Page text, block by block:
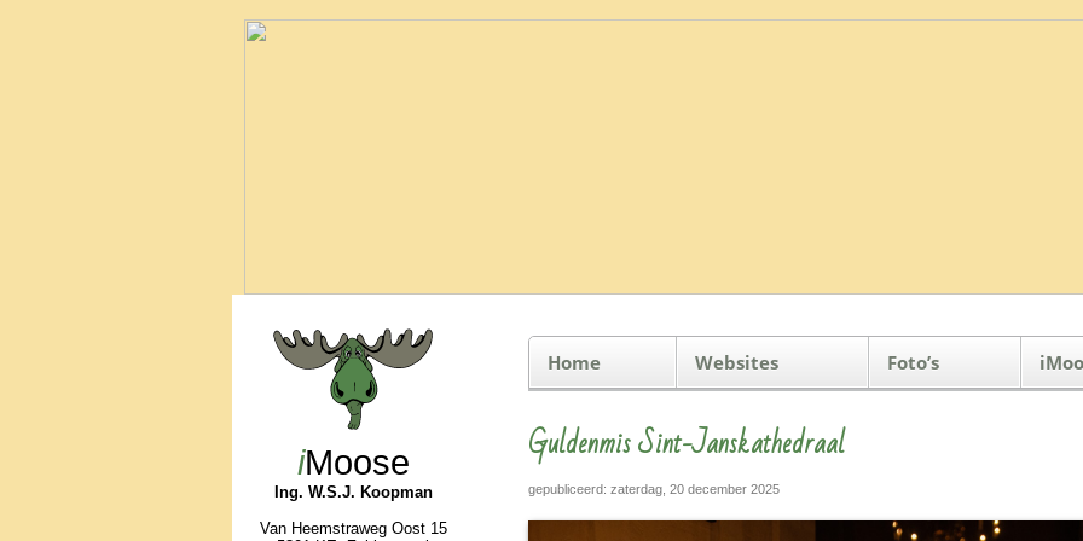
iMoose
Ing. W.S.J. Koopman
Van Heemstraweg Oost 15
Home Websites Foto’s
Guldenmis Sint-Janskathedraal
gepubliceerd: zaterdag, 20 december 2025